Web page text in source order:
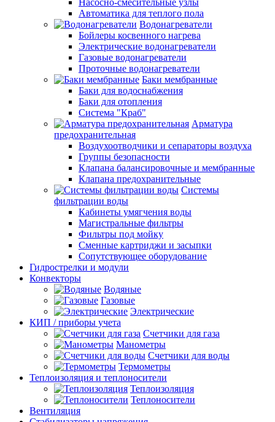
Насосно-смесительные узлы
Автоматика для теплого пола
Водонагреватели
Бойлеры косвенного нагрева
Электрические водонагреватели
Газовые водонагреватели
Проточные водонагреватели
Баки мембранные
Баки для водоснабжения
Баки для отопления
Система "Краб"
Арматура
предохранительная
Воздухоотводчики и сепараторы воздуха
Группы безопасности
Клапана балансировочные и мембранные
Клапана предохранительные
Системы
фильтрации воды
Кабинеты умягчения воды
Магистральные фильтры
Фильтры под мойку
Сменные картриджи и засыпки
Сопутствующее оборудование
Гидрострелки и модули
Конвекторы
Водяные
Газовые
Электрические
КИП / приборы учета
Счетчики для газа
Манометры
Счетчики для воды
Термометры
Теплоизоляция и теплоносители
Теплоизоляция
Теплоносители
Вентиляция